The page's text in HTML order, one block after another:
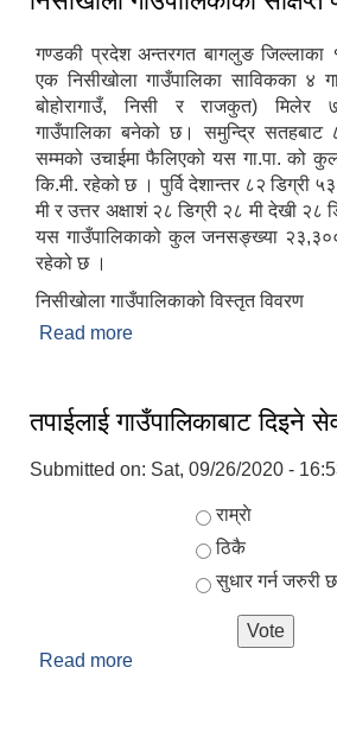
गण्डकी प्रदेश अन्तरगत बागलुङ जिल्लाका
एक निसीखोला गाउँपालिका साविकका ४
बोहोरागाउँ, निसी र राजकुत) मिलेर
गाउँपालिका बनेको छ। समुन्द्रि
सम्मको उचाईमा फैलिएको यस गा.पा. को
कि.मी. रहेको छ । पुर्वि देशान्तर ८२‍‌ डिग्री
मी र उत्तर अक्षाश‌ं २‍‌८ डिग्री २८ मी देखी २८
यस गाउँपालिकाको कुल जनसङ्ख्या
रहेको छ ।
निसीखोला गाउँपालिकाको विस्तृत विवरण
Read more
तपाईलाई गाउँपालिकाबाट दिइने
Submitted on: Sat, 09/26/2020 -
Choices
राम्राे
ठिकै
सुधार गर्न जरुरी छ
Read more